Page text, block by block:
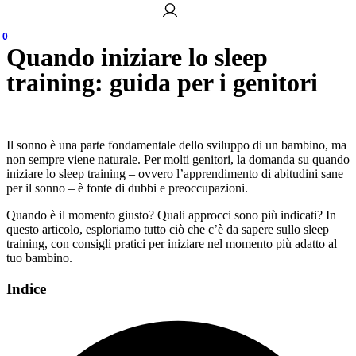
0
Quando iniziare lo sleep
training: guida per i genitori
Il sonno è una parte fondamentale dello sviluppo di un bambino, ma
non sempre viene naturale. Per molti genitori, la domanda su quando
iniziare lo sleep training – ovvero l’apprendimento di abitudini sane
per il sonno – è fonte di dubbi e preoccupazioni.
Quando è il momento giusto? Quali approcci sono più indicati? In
questo articolo, esploriamo tutto ciò che c’è da sapere sullo sleep
training, con consigli pratici per iniziare nel momento più adatto al
tuo bambino.
Indice